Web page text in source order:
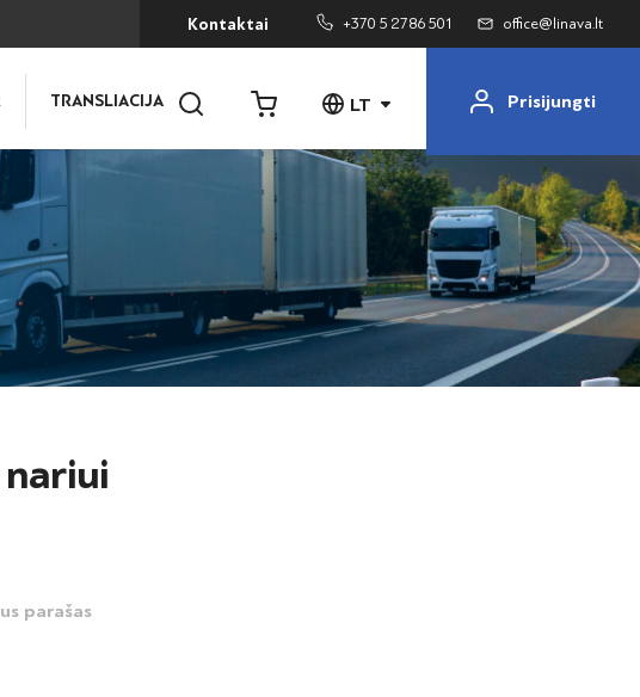
Kontaktai +370 5 2786 501 office@linava.lt
TRANSLIACIJA LT Prisijungti
nariui
parašas